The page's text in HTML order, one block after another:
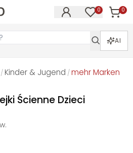
0 0
AI
/ Kinder & Jugend /mehr Marken
Ścienne Dzieci